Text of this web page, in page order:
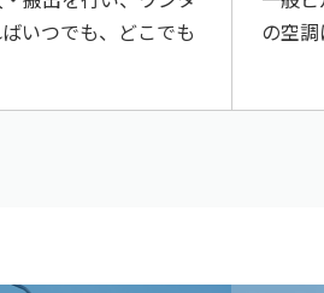
いつでも、どこでも
の空調